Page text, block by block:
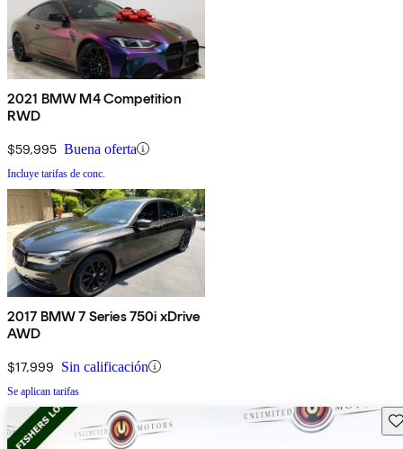
2021 BMW M4 Competition
RWD
$59,995 Buena oferta
Incluye tarifas de conc.
2017 BMW 7 Series 750i xDrive
AWD
$17,999 Sin calificación
Se aplican tarifas